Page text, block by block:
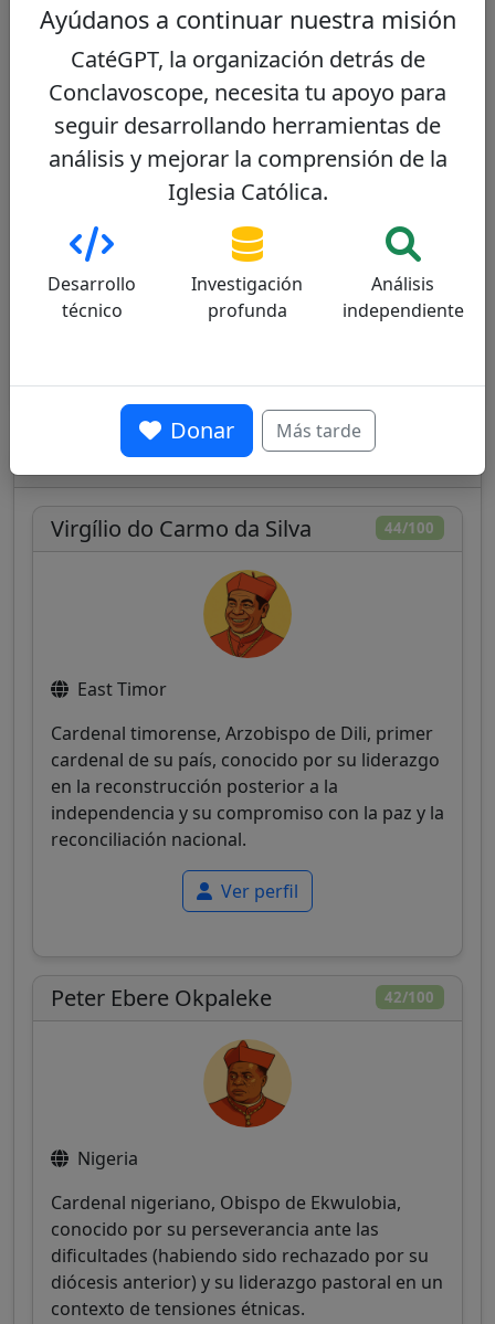
23/100
Timothy Radcliffe
Cardenal británico, dominico, teólogo y
escritor, conocido por su visión progresista de
la Iglesia, su compromiso con el diálogo y su
accesible comunicación intelectual.
Ver perfil
Otros cardenales del mismo consistorio
44/100
Virgílio do Carmo da Silva
East Timor
Cardenal timorense, Arzobispo de Dili, primer
cardenal de su país, conocido por su liderazgo
en la reconstrucción posterior a la
independencia y su compromiso con la paz y la
reconciliación nacional.
Ver perfil
42/100
Peter Ebere Okpaleke
Nigeria
Cardenal nigeriano, Obispo de Ekwulobia,
conocido por su perseverancia ante las
dificultades (habiendo sido rechazado por su
diócesis anterior) y su liderazgo pastoral en un
contexto de tensiones étnicas.
Ayúdanos a continuar nuestra misión
CatéGPT, la organización detrás de
Conclavoscope, necesita tu apoyo para
seguir desarrollando herramientas de
análisis y mejorar la comprensión de la
Iglesia Católica.
Desarrollo
técnico
Investigación
profunda
Análisis
independiente
Donar Más tarde